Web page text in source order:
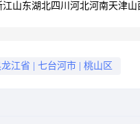
江山东湖北四川 河北河南天津山
江省 七台河市 桃山区